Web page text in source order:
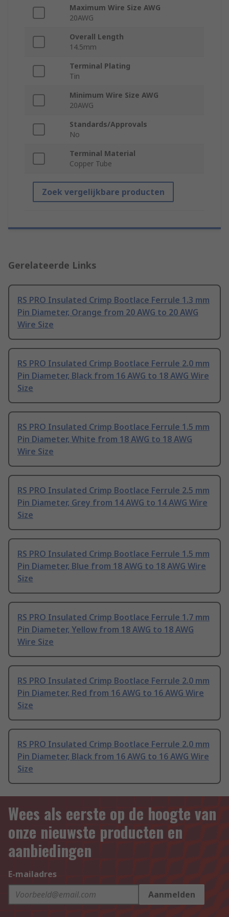
Maximum Wire Size AWG
20AWG
Overall Length
14.5mm
Terminal Plating
Tin
Minimum Wire Size AWG
20AWG
Standards/Approvals
No
Terminal Material
Copper Tube
Zoek vergelijkbare producten
Gerelateerde Links
RS PRO Insulated Crimp Bootlace Ferrule 1.3 mm
Pin Diameter, Orange from 20 AWG to 20 AWG
Wire Size
RS PRO Insulated Crimp Bootlace Ferrule 2.0 mm
Pin Diameter, Black from 16 AWG to 18 AWG Wire
Size
RS PRO Insulated Crimp Bootlace Ferrule 1.5 mm
Pin Diameter, White from 18 AWG to 18 AWG
Wire Size
RS PRO Insulated Crimp Bootlace Ferrule 2.5 mm
Pin Diameter, Grey from 14 AWG to 14 AWG Wire
Size
RS PRO Insulated Crimp Bootlace Ferrule 1.5 mm
Pin Diameter, Blue from 18 AWG to 18 AWG Wire
Size
RS PRO Insulated Crimp Bootlace Ferrule 1.7 mm
Pin Diameter, Yellow from 18 AWG to 18 AWG
Wire Size
RS PRO Insulated Crimp Bootlace Ferrule 2.0 mm
Pin Diameter, Red from 16 AWG to 16 AWG Wire
Size
RS PRO Insulated Crimp Bootlace Ferrule 2.0 mm
Pin Diameter, Black from 16 AWG to 16 AWG Wire
Size
Wees als eerste op de hoogte van
onze nieuwste producten en
aanbiedingen
E-mailadres
Aanmelden